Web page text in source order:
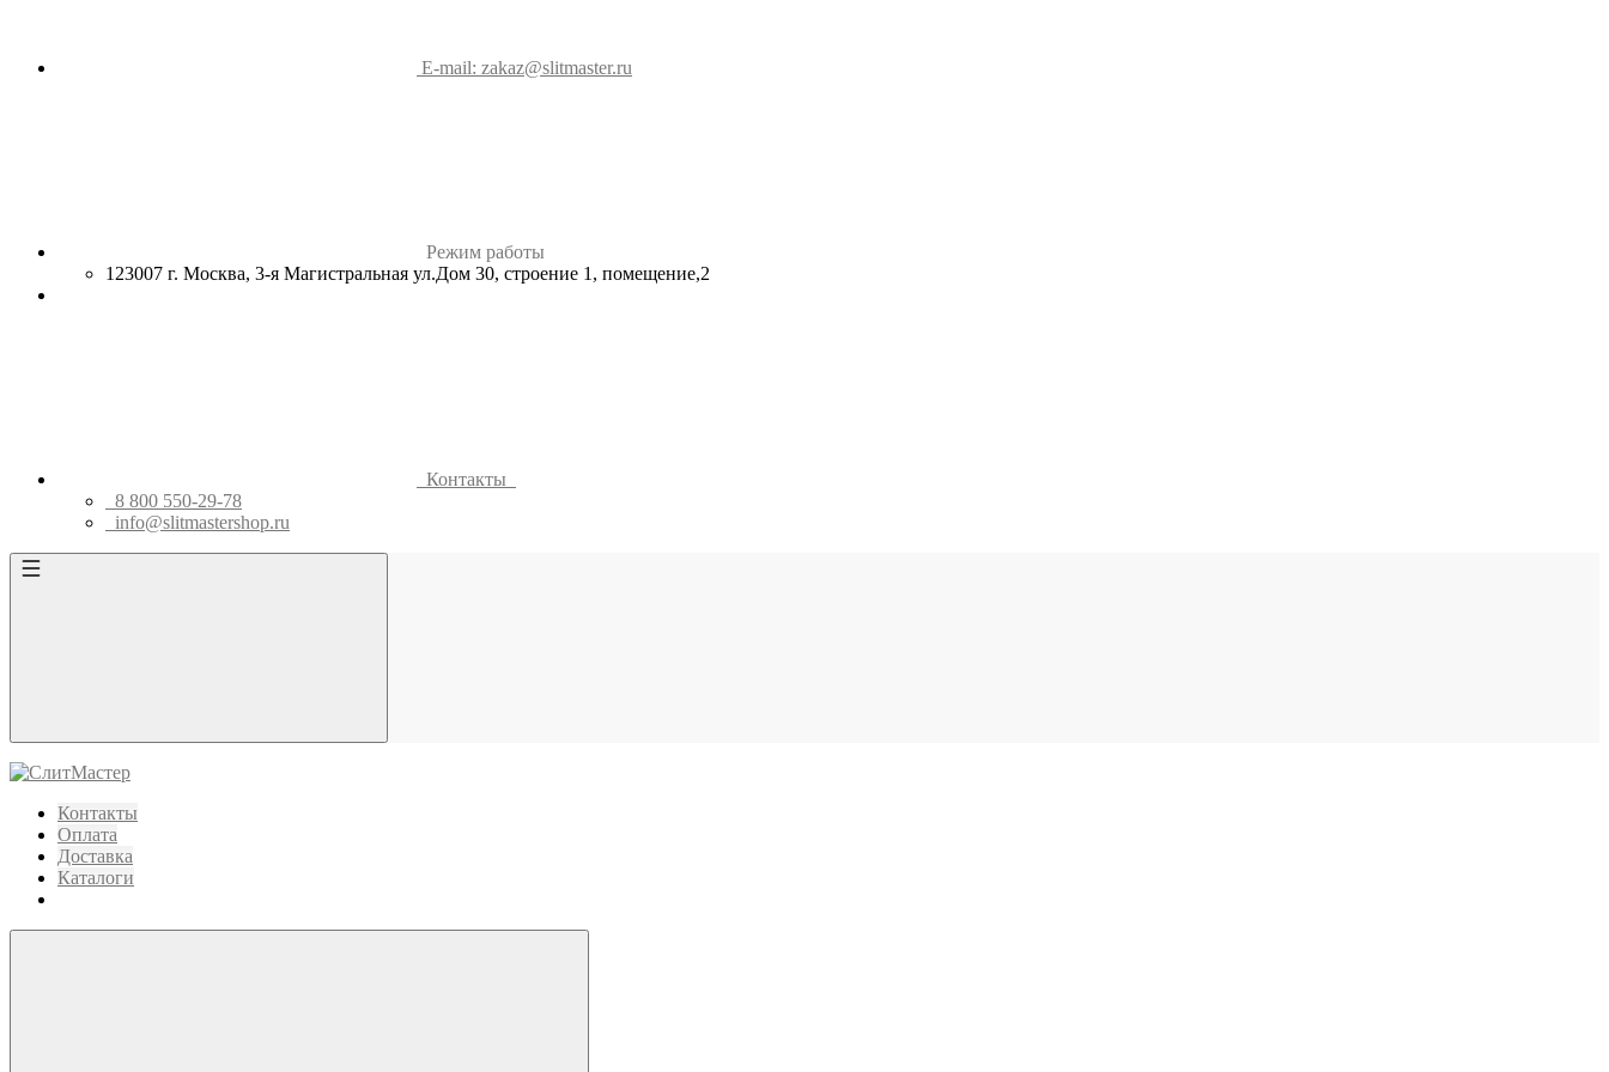
E-mail: zakaz@slitmaster.ru
Режим работы
123007 г. Москва, 3-я Магистральная ул.Дом 30, строение 1, помещение,2
Контакты
8 800 550-29-78
info@slitmastershop.ru
Контакты
Оплата
Доставка
Каталоги